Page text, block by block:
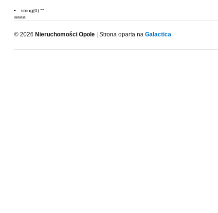
string(0) ""
aaaa
© 2026 Nieruchomości Opole | Strona oparta na Galactica